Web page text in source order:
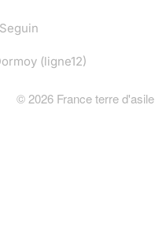
(ligne12)
© 2026France terre d'asile